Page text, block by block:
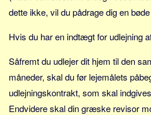
dette ikke, vil du pådrage dig en
Hvis du har en indtægt for udlejning
Såfremt du udlejer dit hjem til den
måneder, skal du før lejemålets
udlejningskontrakt, som skal
Endvidere skal din græske revisor